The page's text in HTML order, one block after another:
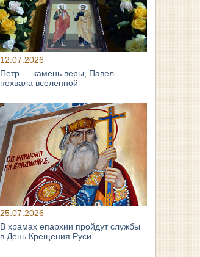
12.07.2026
Петр — камень веры, Павел —
похвала вселенной
25.07.2026
В храмах епархии пройдут службы
в День Крещения Руси